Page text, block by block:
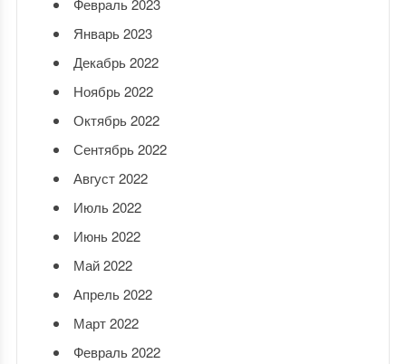
Февраль 2023
Январь 2023
Декабрь 2022
Ноябрь 2022
Октябрь 2022
Сентябрь 2022
Август 2022
Июль 2022
Июнь 2022
Май 2022
Апрель 2022
Март 2022
Февраль 2022